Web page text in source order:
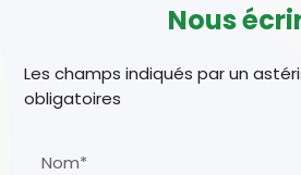
Nous
Les champs indiqués par un
obligatoires
Nom*